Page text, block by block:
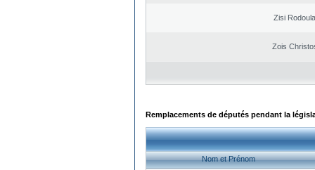
Zisi Rodoula
Zois
Remplacements de députés pendant la
Nom et Prénom